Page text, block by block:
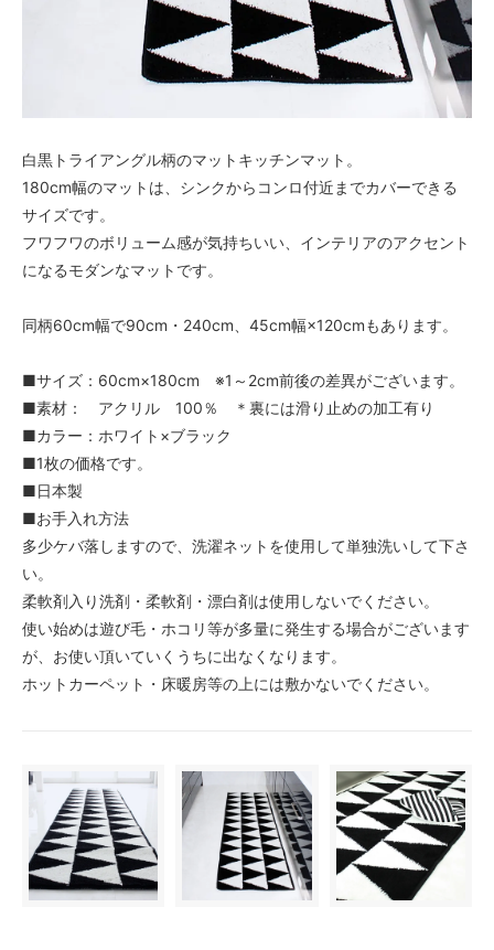
白黒トライアングル柄のマットキッチンマット。
180cm幅のマットは、シンクからコンロ付近までカバーできる
サイズです。
フワフワのボリューム感が気持ちいい、インテリアのアクセント
になるモダンなマットです。
同柄60cm幅で90cm・240cm、45cm幅×120cmもあります。
■サイズ：60cm×180cm ※1～2cm前後の差異がございます。
■素材： アクリル 100％ ＊裏には滑り止めの加工有り
■カラー：ホワイト×ブラック
■1枚の価格です。
■日本製
■お手入れ方法
多少ケバ落しますので、洗濯ネットを使用して単独洗いして下さ
い。
柔軟剤入り洗剤・柔軟剤・漂白剤は使用しないでください。
使い始めは遊び毛・ホコリ等が多量に発生する場合がございます
が、お使い頂いていくうちに出なくなります。
ホットカーペット・床暖房等の上には敷かないでください。